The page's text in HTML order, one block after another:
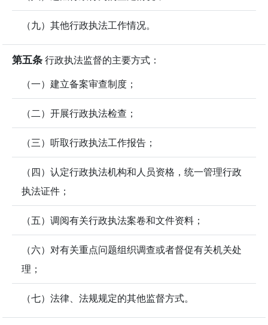
（九）其他行政执法工作情况。
第五条行政执法监督的主要方式：
（一）建立备案审查制度；
（二）开展行政执法检查；
（三）听取行政执法工作报告；
（四）认定行政执法机构和人员资格，统一管理行政
执法证件；
（五）调阅有关行政执法案卷和文件资料；
（六）对有关重点问题组织调查或者督促有关机关处
理；
（七）法律、法规规定的其他监督方式。